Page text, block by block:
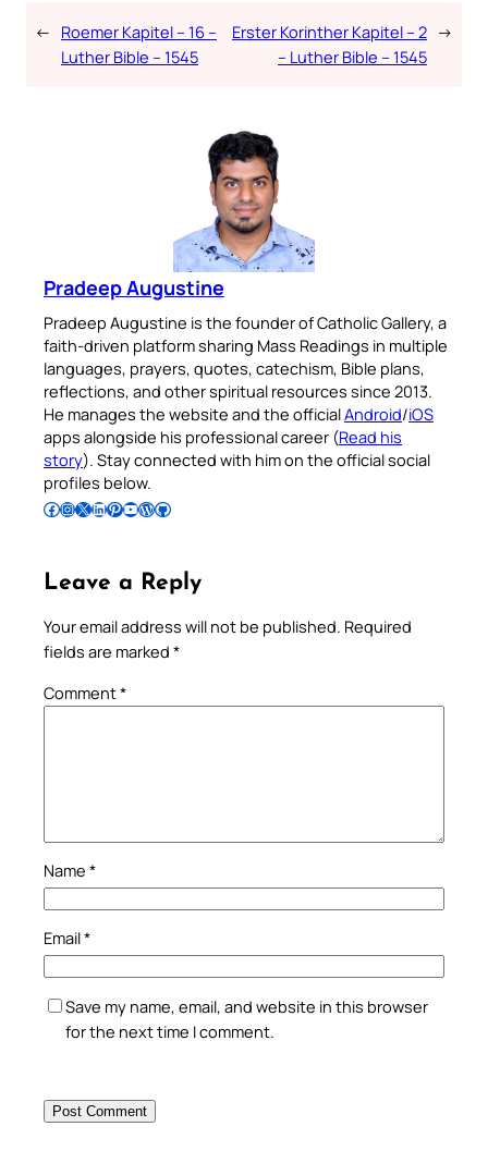
← Roemer Kapitel – 16 –
Luther Bible – 1545
Erster Korinther Kapitel – 2
– Luther Bible – 1545
→
Pradeep Augustine
Pradeep Augustine is the founder of Catholic Gallery, a
faith-driven platform sharing Mass Readings in multiple
languages, prayers, quotes, catechism, Bible plans,
reflections, and other spiritual resources since 2013.
He manages the website and the officialAndroid/iOS
apps alongside his professional career (Read his
story). Stay connected with him on the official social
profiles below.
Follow Pradeep on Facebook Follow Pradeep on InstagramFollow Pradeep on X Follow Pradeep on LinkedIn Follow Pradeep on Pinterest Subscribe to Pradeep’s Youtube Channel Follow Pradeep on WordPress Follow Pradeep on GitHub
Leave a Reply
Your email address will not be published. Required
fields are marked *
Comment*
Name *
Email*
Save my name, email, and website in this browser
for the next time I comment.